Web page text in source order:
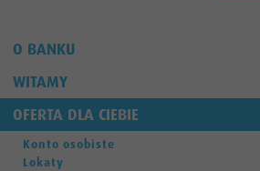
O BANKU
WITAMY
OFERTA DLA CIEBIE
Konto osobiste
Lokaty